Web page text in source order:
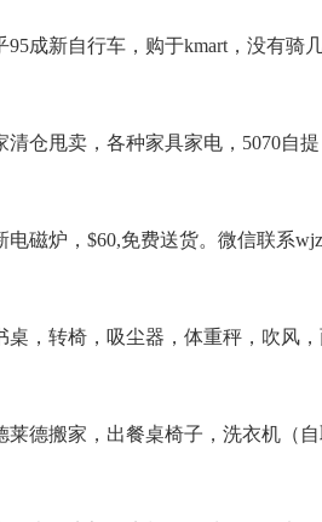
95成新自行车，购于kmart，没有骑
清仓甩卖，各种家具家电，5070自提
电磁炉，$60,免费送货。微信联系
桌，转椅，吸尘器，体重秤，吹风
莱德搬家，出餐桌椅子，洗衣机（自